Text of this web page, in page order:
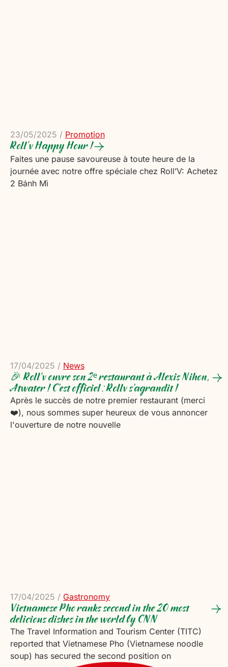
23/05/2025 / Promotion
Roll'v Happy Hour !
Faites une pause savoureuse à toute heure de la
journée avec notre offre spéciale chez Roll’V: Achetez
2 Bánh Mì
17/04/2025 / News
🎉 Roll’v ouvre son 2ᵉ restaurant à Alexis Nihon,
Atwater ! C’est officiel : Rollv s’agrandit !
Après le succès de notre premier restaurant (merci
❤️), nous sommes super heureux de vous annoncer
l'ouverture de notre nouvelle
17/04/2025 / Gastronomy
Vietnamese Pho ranks second in the 20 most
delicious dishes in the world by CNN
The Travel Information and Tourism Center (TITC)
reported that Vietnamese Pho (Vietnamese noodle
soup) has secured the second position on